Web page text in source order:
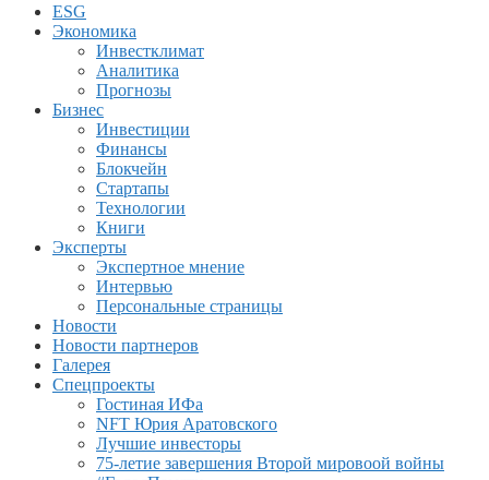
ESG
Экономика
Инвестклимат
Аналитика
Прогнозы
Бизнес
Инвестиции
Финансы
Блокчейн
Стартапы
Технологии
Книги
Эксперты
Экспертное мнение
Интервью
Персональные страницы
Новости
Новости партнеров
Галерея
Спецпроекты
Гостиная ИФа
NFT Юрия Аратовского
Лучшие инвесторы
75-летие завершения Второй мировоой войны